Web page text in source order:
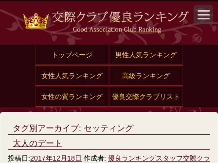
トップページ 男性人気ランキング
女性人気ランキング 高級ランキング
女性の質ランキング 優良交際クラブリスト
タグ別アーカイブ: セッティング
大人のデート
投稿日:2017年12月18日 作成者: 優良ランキングスタッフ交際クラ